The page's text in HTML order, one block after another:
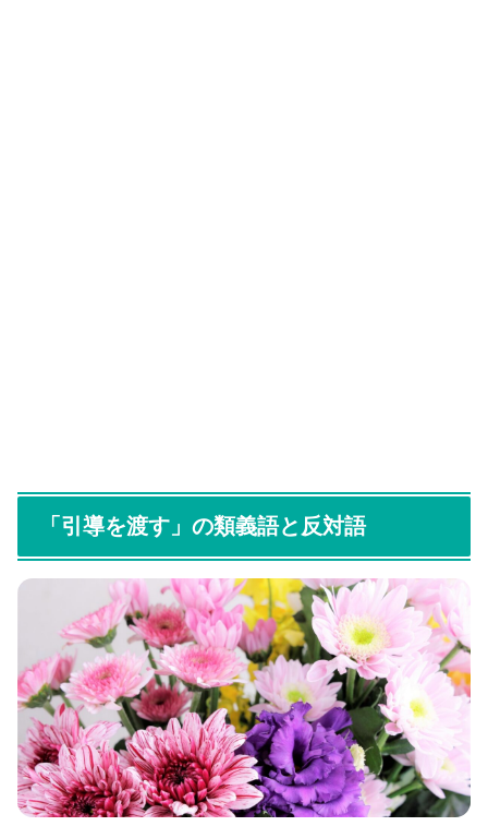
「引導を渡す」の類義語と反対語